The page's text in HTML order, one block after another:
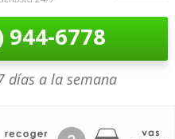
944-6778
días a la semana